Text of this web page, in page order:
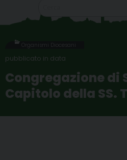
Organismi Diocesani
Congregazione di
Capitolo della SS.